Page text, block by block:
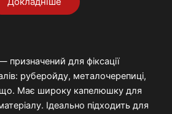
призначений для фіксації
руберойду, металочерепиці,
Має широку капелюшку для
. Ідеально підходить для